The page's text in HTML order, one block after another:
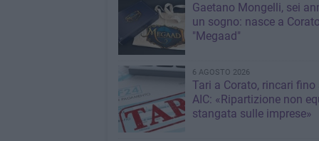
Gaetano Mongelli, sei
un sogno: nasce a Corato
"Megaad"
6 AGOSTO 2026
Tari a Corato, rincari fino
AIC: «Ripartizione non
stangata sulle imprese»